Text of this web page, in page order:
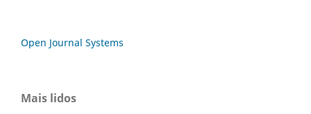
Open Journal Systems
Mais lidos